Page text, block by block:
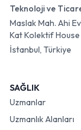
Teknoloji ve
Maslak Mah. Ahi
Kat Kolektif House
İstanbul, Türkiye
SAĞLIK
Uzmanlar
Uzmanlık Alanları